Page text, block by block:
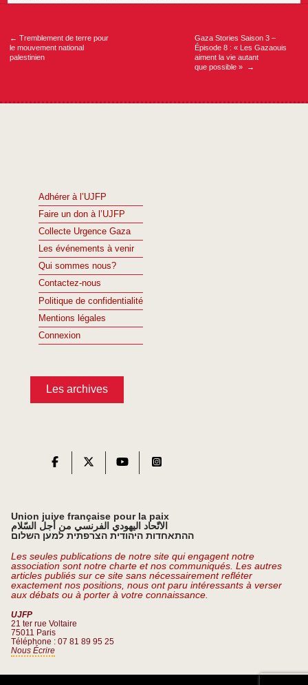
Navigation
← Tremblement de terre pour
le mouvement national
palestinien
Gaza Stories Saison 3 –
Épisode 8 : « Les Gazaouis
aiment la vie autant
que possible »
→
Adhérer à l’UJFP
Faire un don à l’UJFP
Collecte Urgence Gaza
Les événements à venir
Qui sommes nous?
Contactez-nous
Politique de confidentialité
Mentions légales
Connexion
Les archives
Union juive française pour la paix
الاتّحاد اليهودي الفرنسي من أجل السّلام
ההתאחדות היהודית הצרפתית למען השלום
Les seules publications de notre site qui engagent notre
association sont notre charte et nos communiqués. Les autres
articles publiés sur ce site sans nécessairement refléter
exactement nos positions, nous ont paru intéressants à verser
aux débats ou à porter à votre connaissance.
UJFP
21 ter rue Voltaire
75011 Paris
Téléphone : 07 81 89 95 25
Nous Écrire